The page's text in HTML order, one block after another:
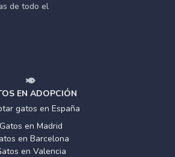
de todo el
EN ADOPCIÓN
gatos en España
Gatos en Madrid
en Barcelona
en Valencia